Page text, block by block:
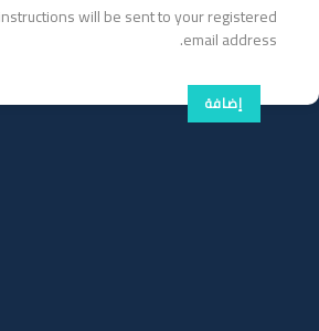
will be sent to your registered
email address.